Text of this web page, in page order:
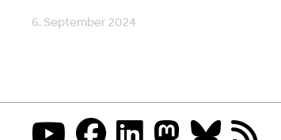
6. September 2024